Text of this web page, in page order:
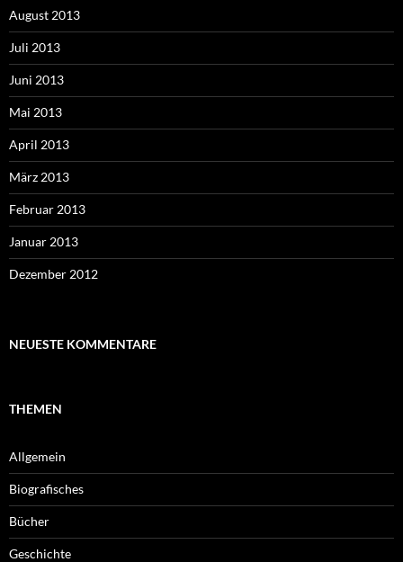
August 2013
Juli 2013
Juni 2013
Mai 2013
April 2013
März 2013
Februar 2013
Januar 2013
Dezember 2012
NEUESTE KOMMENTARE
THEMEN
Allgemein
Biografisches
Bücher
Geschichte